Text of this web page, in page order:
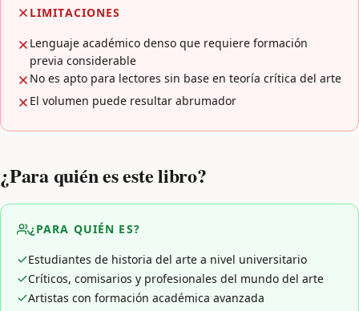
LIMITACIONES
Lenguaje académico denso que requiere formación
previa considerable
No es apto para lectores sin base en teoría crítica del arte
El volumen puede resultar abrumador
¿Para quién es este libro?
¿PARA QUIÉN ES?
Estudiantes de historia del arte a nivel universitario
Críticos, comisarios y profesionales del mundo del arte
Artistas con formación académica avanzada